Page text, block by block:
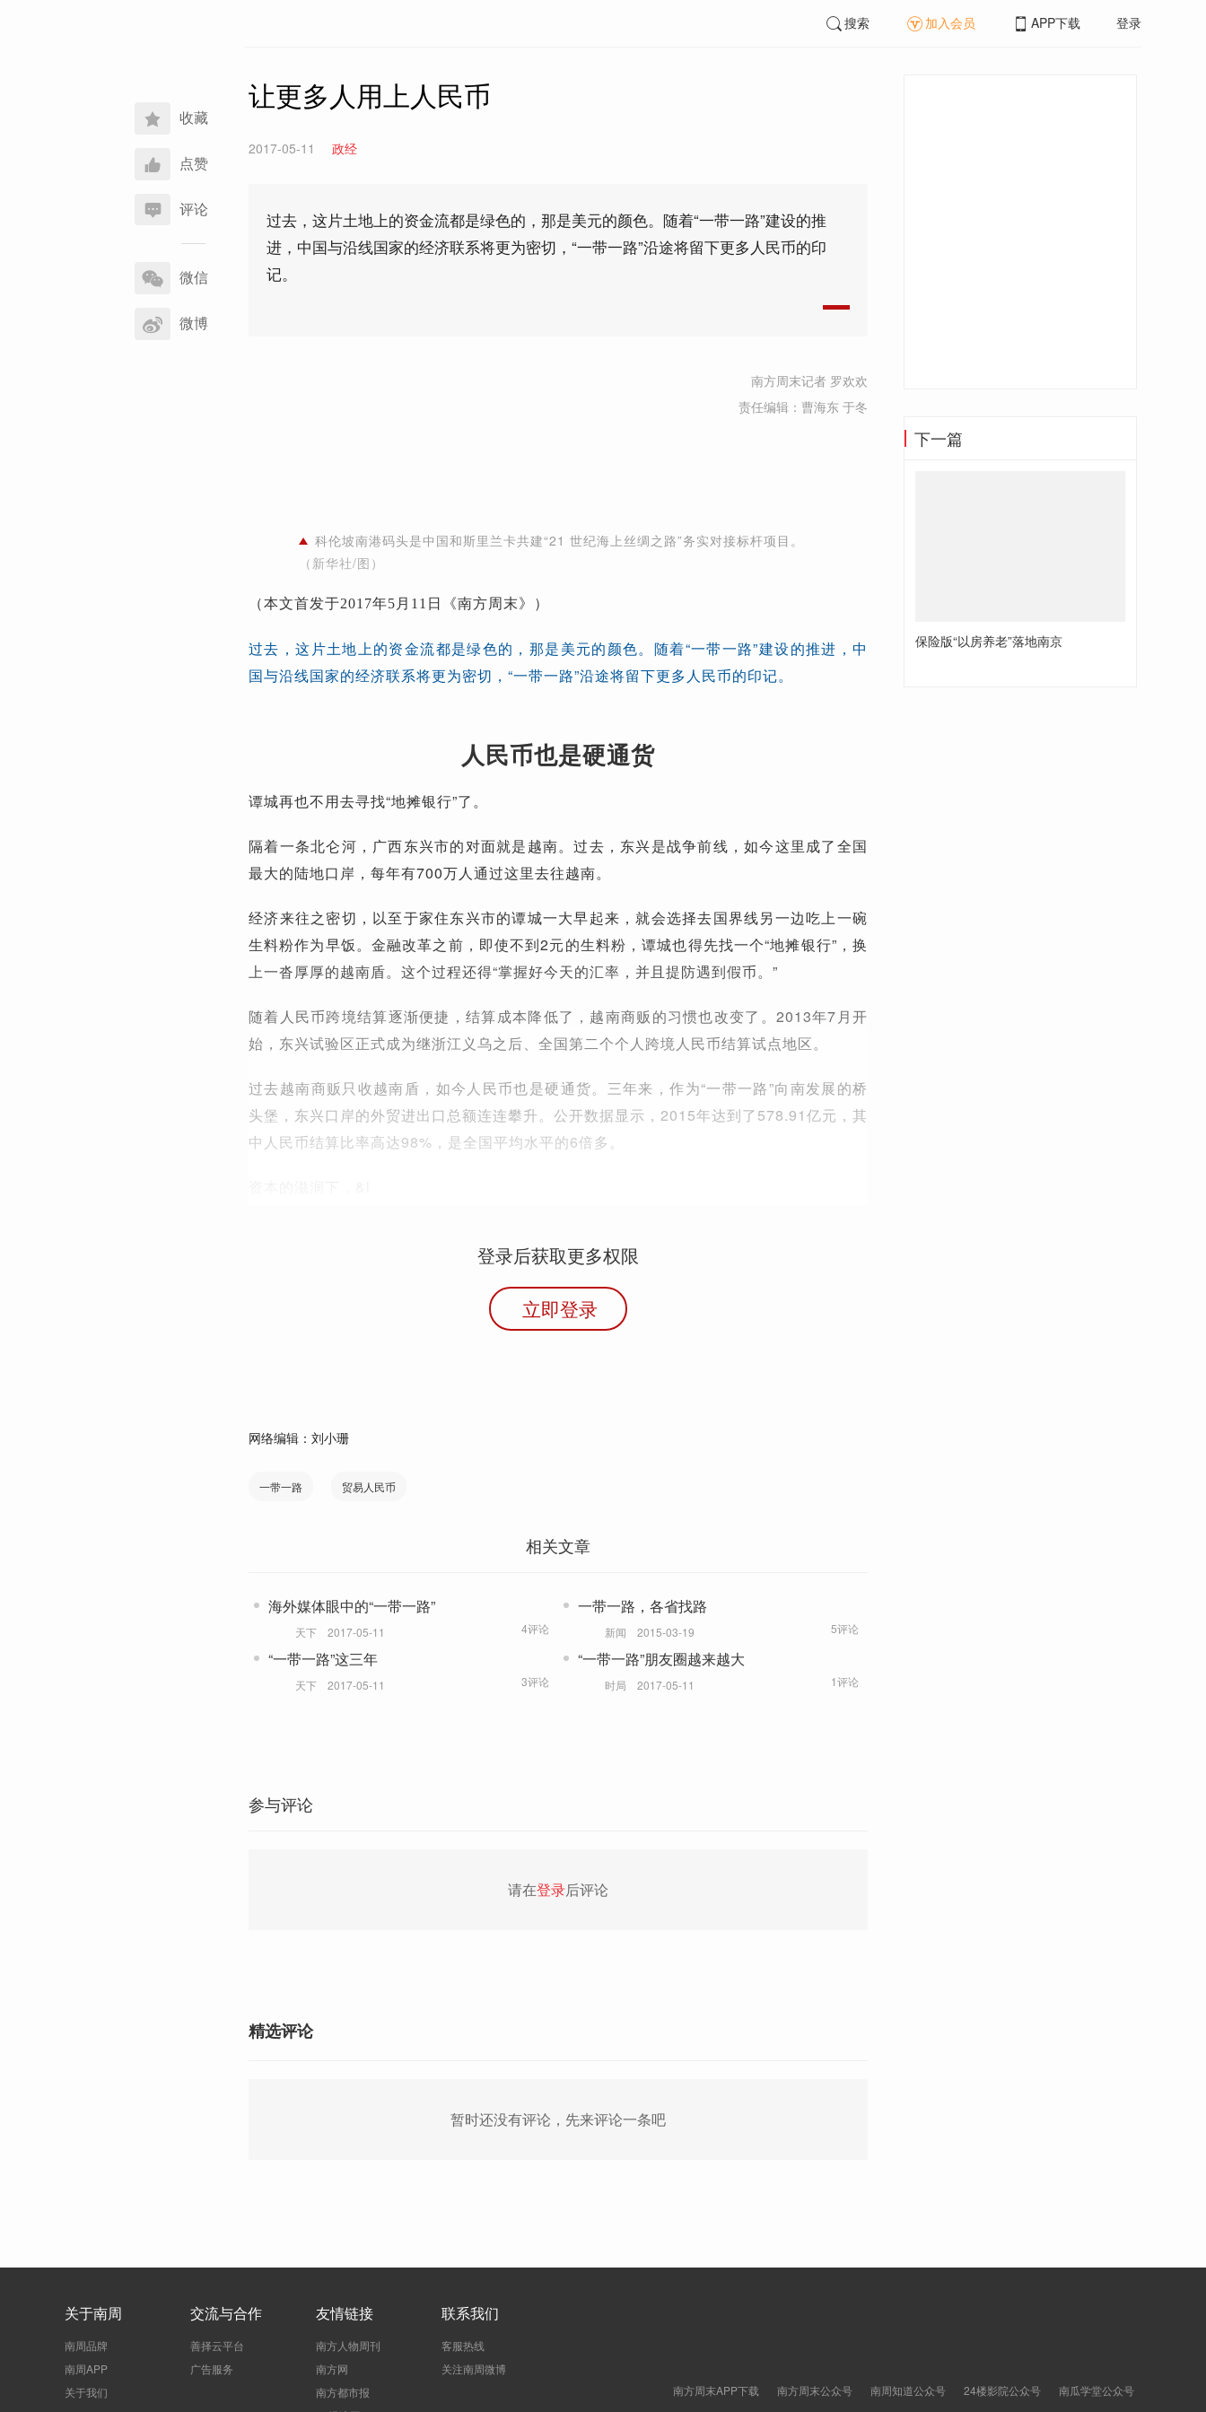
收藏
点赞
评论
享
到
微信
微博
搜索 加入会员 APP下载 登录
让更多人用上人民币
2017-05-11 政经
过去，这片土地上的资金流都是绿色的，那是美元的颜色。随着“一带一路”建设的推
进，中国与沿线国家的经济联系将更为密切，“一带一路”沿途将留下更多人民币的印
记。
南方周末记者 罗欢欢
责任编辑：曹海东 于冬
科伦坡南港码头是中国和斯里兰卡共建“21 世纪海上丝绸之路”务实对接标杆项目。
（新华社/图）
（本文首发于2017年5月11日《南方周末》）
过去，这片土地上的资金流都是绿色的，那是美元的颜色。随着“一带一路”建设的推进，中
国与沿线国家的经济联系将更为密切，“一带一路”沿途将留下更多人民币的印记。
人民币也是硬通货
谭城再也不用去寻找“地摊银行”了。
隔着一条北仑河，广西东兴市的对面就是越南。过去，东兴是战争前线，如今这里成了全国
最大的陆地口岸，每年有700万人通过这里去往越南。
经济来往之密切，以至于家住东兴市的谭城一大早起来，就会选择去国界线另一边吃上一碗
生料粉作为早饭。金融改革之前，即使不到2元的生料粉，谭城也得先找一个“地摊银行”，换
上一沓厚厚的越南盾。这个过程还得“掌握好今天的汇率，并且提防遇到假币。”
随着人民币跨境结算逐渐便捷，结算成本降低了，越南商贩的习惯也改变了。2013年7月开
始，东兴试验区正式成为继浙江义乌之后、全国第二个个人跨境人民币结算试点地区。
过去越南商贩只收越南盾，如今人民币也是硬通货。三年来，作为“一带一路”向南发展的桥
头堡，东兴口岸的外贸进出口总额连连攀升。公开数据显示，2015年达到了578.91亿元，其
中人民币结算比率高达98%，是全国平均水平的6倍多。
登录后获取更多权限
立即登录
网络编辑：刘小珊
一带一路 贸易人民币
相关文章
海外媒体眼中的“一带一路”
天下 2017-05-11 4评论
一带一路，各省找路
新闻 2015-03-19 5评论
“一带一路”这三年
天下 2017-05-11 3评论
“一带一路”朋友圈越来越大
时局 2017-05-11 1评论
参与评论
请在登录后评论
精选评论
暂时还没有评论，先来评论一条吧
下一篇
保险版“以房养老”落地南京
关于南周
南周品牌
南周APP
关于我们
交流与合作
善择云平台
广告服务
友情链接
南方人物周刊
南方网
南方都市报
联系我们
客服热线
关注南周微博
南方周末APP下载
南方周末公众号 南周知道公众号 24楼影院公众号 南瓜学堂公众号